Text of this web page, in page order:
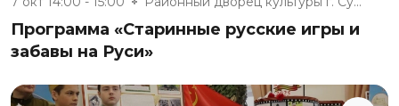
Программа «Старинные русские игры и
забавы на Руси»